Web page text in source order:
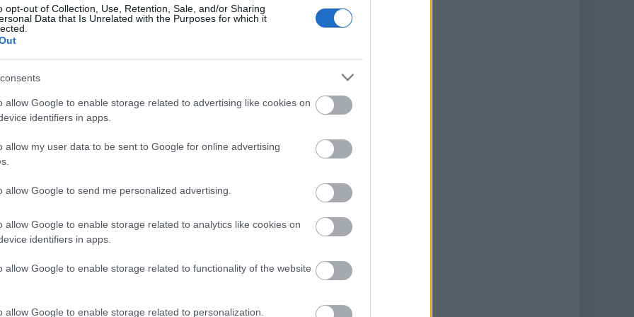
opt-out of Collection, Use, Retention, Sale, and/or Sharing
Data that Is Unrelated with the Purposes for which it
allow Google to enable storage related to advertising like cookies on
identifiers in apps.
allow my user data to be sent to Google for online advertising
allow Google to send me personalized advertising.
allow Google to enable storage related to analytics like cookies on
identifiers in apps.
allow Google to enable storage related to functionality of the website
allow Google to enable storage related to personalization.
mint az Audi, a Holiday Inn, a Dr.Max, a UNESCO, a
és könnyen a mindennapi élet részévé
szerint, a telefonról), és gyakorlatilag bárhonnan
www.synology.com
weboldalunkon, és ismerje meg,
adatkezelést.
könnyedén
barátaival, munkatársaival vagy partnereivel.
jobb gombbal a kívánt fájlra vagy mappára,
a Fájligénylések létrehozása lehetőséget, és a
címzettek megnyitják azt, letölthetik a kiválasztott
NAS eszközre, akár DSM-fiók nélkül is.
kell váltania a felhőszolgáltatásokban? A
havidíjat sem kell fizetnie. Az így szerzett
a kisebb befektetés az egész háztartás számára